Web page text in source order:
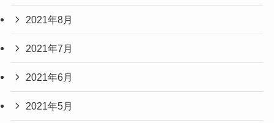
2021年8月
2021年7月
2021年6月
2021年5月